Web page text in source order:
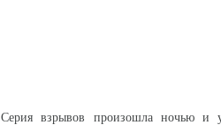
Серия взрывов произошла ночью и